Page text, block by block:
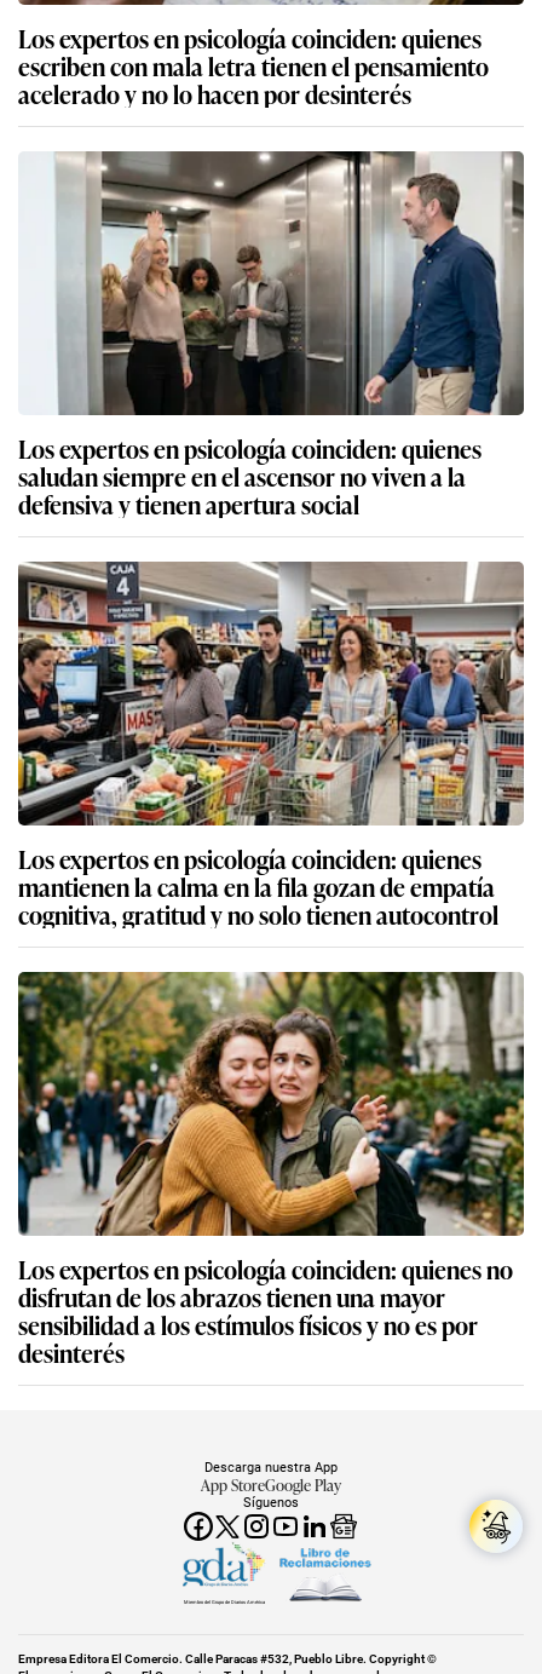
Los expertos en psicología coinciden: quienes
escriben con mala letra tienen el pensamiento
acelerado y no lo hacen por desinterés
Los expertos en psicología coinciden: quienes
saludan siempre en el ascensor no viven a la
defensiva y tienen apertura social
Los expertos en psicología coinciden: quienes
mantienen la calma en la fila gozan de empatía
cognitiva, gratitud y no solo tienen autocontrol
Los expertos en psicología coinciden: quienes no
disfrutan de los abrazos tienen una mayor
sensibilidad a los estímulos físicos y no es por
desinterés
Síguenos
Descarga nuestra App
App StoreGoogle Play
Miembro del Grupo de Diarios América
Empresa Editora El Comercio. Calle Paracas #532, Pueblo Libre. Copyright ©